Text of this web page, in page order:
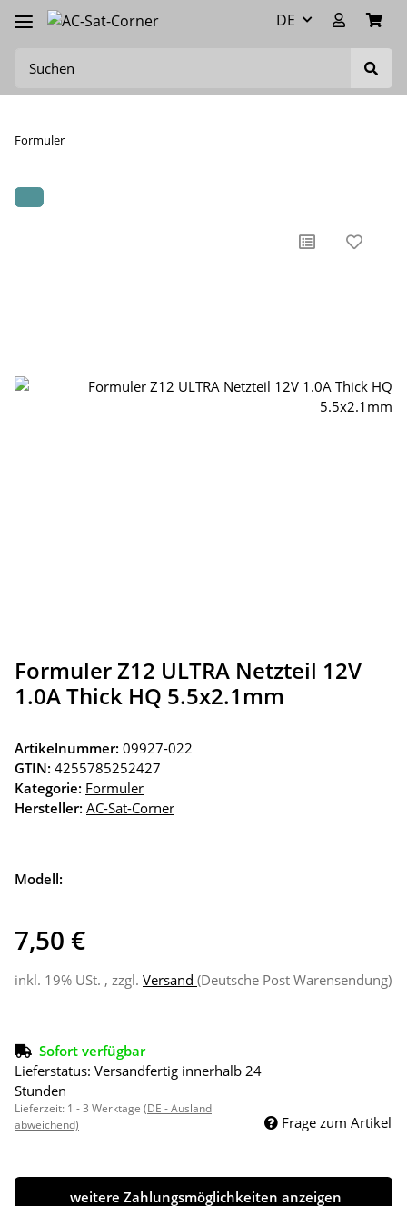
DE
Formuler
Formuler Z12 ULTRA Netzteil 12V
1.0A Thick HQ 5.5x2.1mm
Artikelnummer: 09927-022
GTIN: 4255785252427
Kategorie: Formuler
Hersteller: AC-Sat-Corner
Modell:
7,50 €
inkl. 19% USt. , zzgl. Versand (Deutsche Post Warensendung)
Sofort verfügbar
Lieferstatus: Versandfertig innerhalb 24
Stunden
Lieferzeit: 1 - 3 Werktage (DE - Ausland
abweichend)
Frage zum Artikel
weitere Zahlungsmöglichkeiten anzeigen